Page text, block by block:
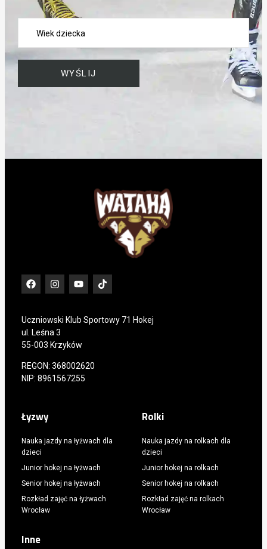
Uczniowski Klub Sportowy 71 Hokej
ul. Leśna 3
55-003 Krzyków
REGON: 368002620
NIP: 8961567255​
Łyzwy
Nauka jazdy na łyżwach dla
dzieci
Junior hokej na łyżwach
Senior hokej na łyżwach
Rozkład zajęć na łyżwach
Wrocław
Rolki
Nauka jazdy na rolkach dla
dzieci
Junior hokej na rolkach
Senior hokej na rolkach
Rozkład zajęć na rolkach
Wrocław
Inne